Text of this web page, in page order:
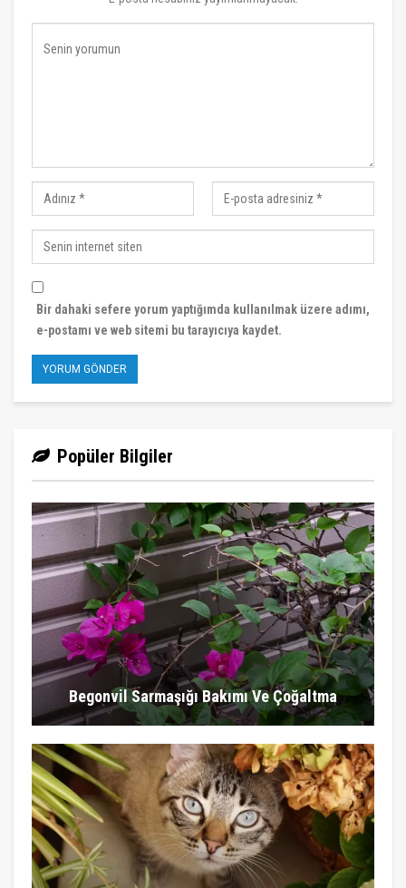
Bir dahaki sefere yorum yaptığımda kullanılmak üzere adımı,
e-postamı ve web sitemi bu tarayıcıya kaydet.
Popüler Bilgiler
Begonvil Sarmaşığı Bakımı Ve Çoğaltma